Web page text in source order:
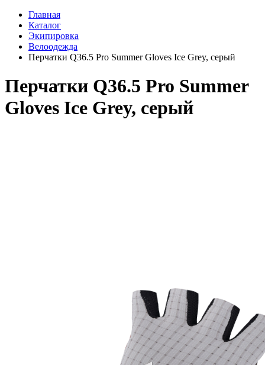
Главная
Каталог
Экипировка
Велоодежда
Перчатки Q36.5 Pro Summer Gloves Ice Grey, серый
Перчатки Q36.5 Pro Summer
Gloves Ice Grey, серый